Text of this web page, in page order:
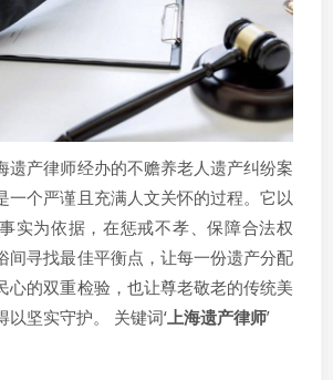
产律师经办的不赡养老人遗产纠纷案
一个严谨且充满人文关怀的过程。它以
实为依据，在惩戒不孝、保障合法权
间寻找最佳平衡点，让每一份遗产分配
心的双重检验，也让尊老敬老的传统美
以坚实守护。 关键词‘上海遗产律师’